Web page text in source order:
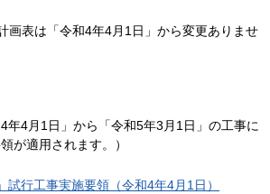
画表は「令和4年4月1日」から変更ありませ
4年4月1日」から「令和5年3月1日」の工事に
が適用されます。）
試行工事実施要領（令和4年4月1日）